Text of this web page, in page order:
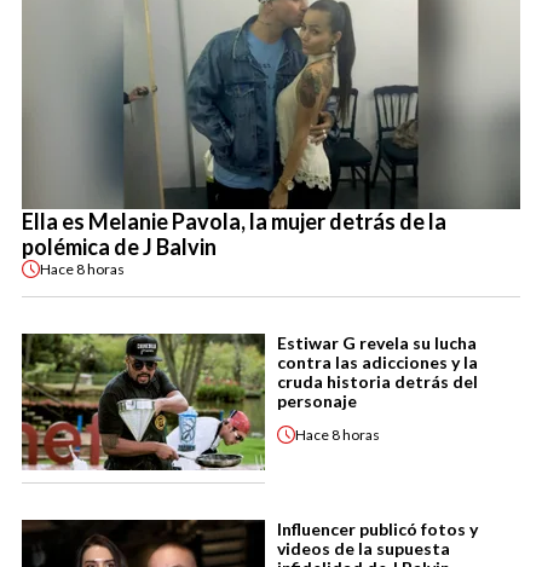
Ella es Melanie Pavola, la mujer detrás de la
polémica de J Balvin
Hace8 horas
Estiwar G revela su lucha
contra las adicciones y la
cruda historia detrás del
personaje
Hace8 horas
Influencer publicó fotos y
videos de la supuesta